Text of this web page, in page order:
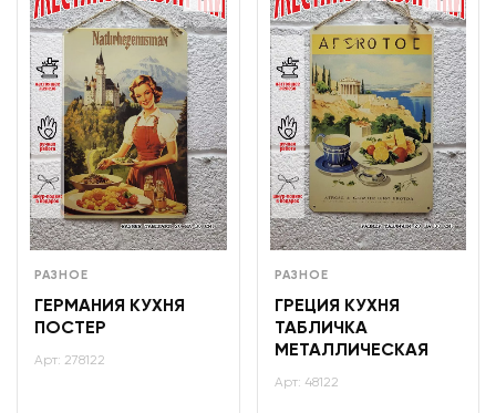
РАЗНОЕ
ГЕРМАНИЯ КУХНЯ
ПОСТЕР
Арт: 278122
РАЗНОЕ
ГРЕЦИЯ КУХНЯ
ТАБЛИЧКА
МЕТАЛЛИЧЕСКАЯ
Арт: 48122